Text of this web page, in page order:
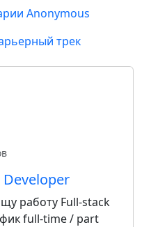
Anonymous
трек
Developer
работу Full-stack
full-time / part